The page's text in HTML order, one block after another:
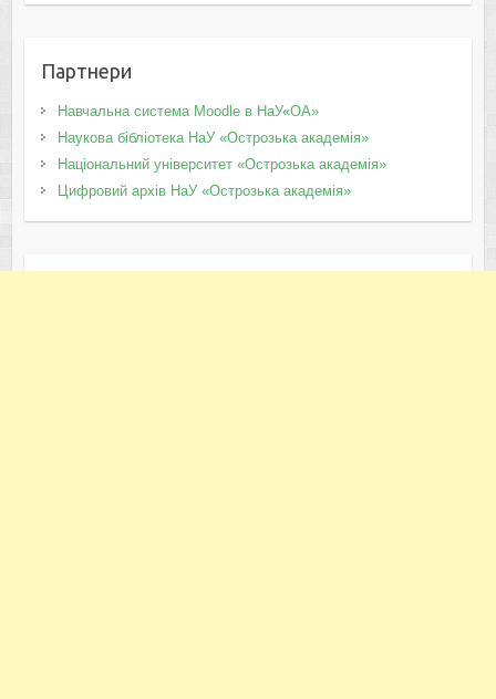
Партнери
Навчальна система Moodle в НаУ«ОА»
Наукова бібліотека НаУ «Острозька академія»
Національний університет «Острозька академія»
Цифровий архів НаУ «Острозька академія»